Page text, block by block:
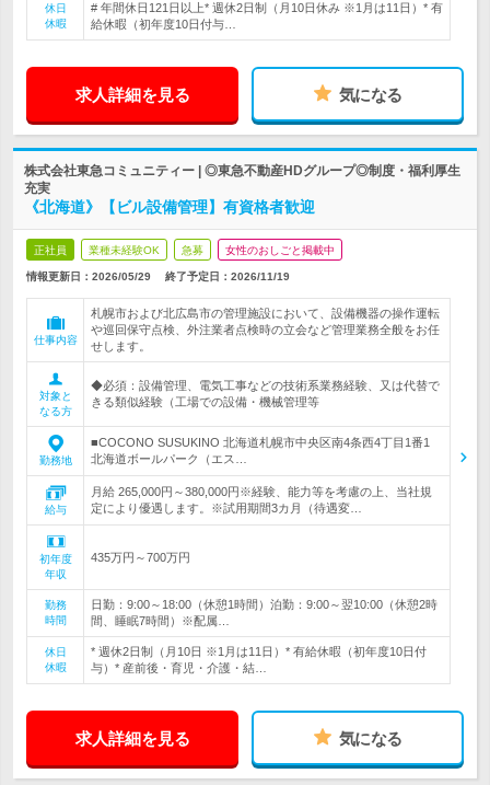
休日
休暇
# 年間休日121日以上* 週休2日制（月10日休み ※1月は11日）* 有
給休暇（初年度10日付与…
求人詳細を見る 気になる
株式会社東急コミュニティー | ◎東急不動産HDグループ◎制度・福利厚生
充実
《北海道》【ビル設備管理】有資格者歓迎
正社員 業種未経験OK 急募 女性のおしごと掲載中
情報更新日：2026/05/29 終了予定日： 2026/11/19
仕事内容
札幌市および北広島市の管理施設において、設備機器の操作運転
や巡回保守点検、外注業者点検時の立会など管理業務全般をお任
せします。
対象と
なる方
◆必須：設備管理、電気工事などの技術系業務経験、又は代替で
きる類似経験（工場での設備・機械管理等
勤務地
■COCONO SUSUKINO 北海道札幌市中央区南4条西4丁目1番1
北海道ボールパーク（エス…
給与
月給 265,000円～380,000円※経験、能力等を考慮の上、当社規
定により優遇します。※試用期間3カ月（待遇変…
初年度
年収
435万円～700万円
勤務
時間
日勤：9:00～18:00（休憩1時間）泊勤：9:00～翌10:00（休憩2時
間、睡眠7時間）※配属…
休日
休暇
* 週休2日制（月10日 ※1月は11日）* 有給休暇（初年度10日付
与）* 産前後・育児・介護・結…
求人詳細を見る 気になる